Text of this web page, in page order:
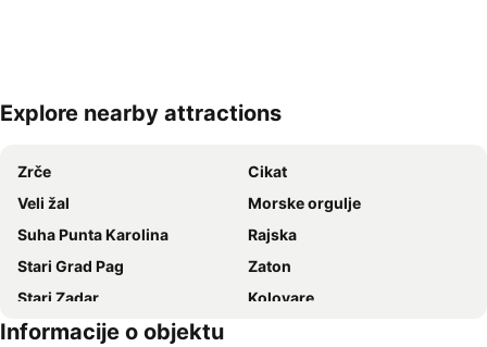
Explore nearby attractions
Zrče
Cikat
Veli žal
Morske orgulje
Suha Punta Karolina
Rajska
Stari Grad Pag
Zaton
Stari Zadar
Kolovare
Novaljia
Informacije o objektu